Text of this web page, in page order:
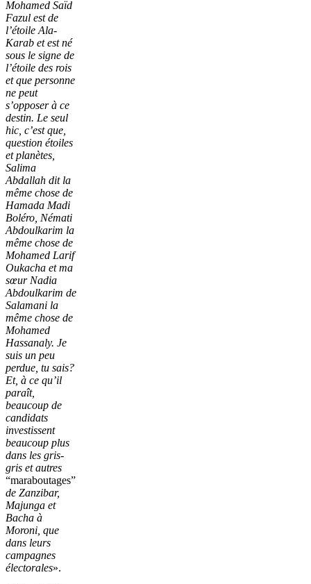
Mohamed Saïd
Fazul est de
l’étoile Ala-
Karab et est né
sous le signe de
l’étoile des rois
et que personne
ne peut
s’opposer à ce
destin. Le seul
hic, c’est que,
question étoiles
et planètes,
Salima
Abdallah dit la
même chose de
Hamada Madi
Boléro, Némati
Abdoulkarim la
même chose de
Mohamed Larif
Oukacha et ma
sœur Nadia
Abdoulkarim de
Salamani la
même chose de
Mohamed
Hassanaly. Je
suis un peu
perdue, tu sais?
Et, à ce qu’il
paraît,
beaucoup de
candidats
investissent
beaucoup plus
dans les gris-
gris et autres
“maraboutages”
de Zanzibar,
Majunga et
Bacha à
Moroni, que
dans leurs
campagnes
électorales».